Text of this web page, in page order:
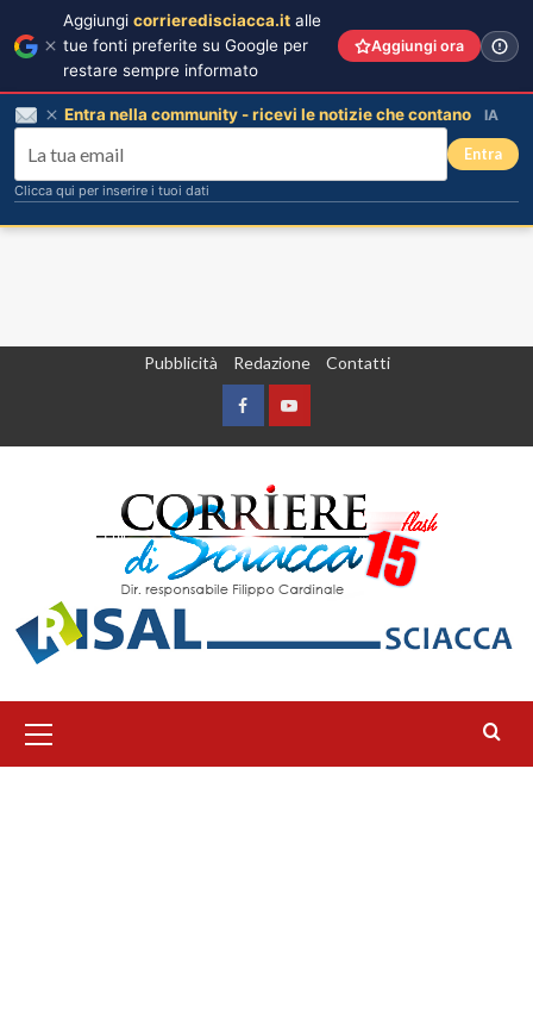
Pubblicità Redazione Contatti
FacebookYountube
principale
Aggiungi corrieredisciacca.it alle
tue fonti preferite su Google per
restare sempre informato
Aggiungi ora
Entra nella community - ricevi le notizie che contano IA
Entra
Clicca qui per inserire i tuoi dati